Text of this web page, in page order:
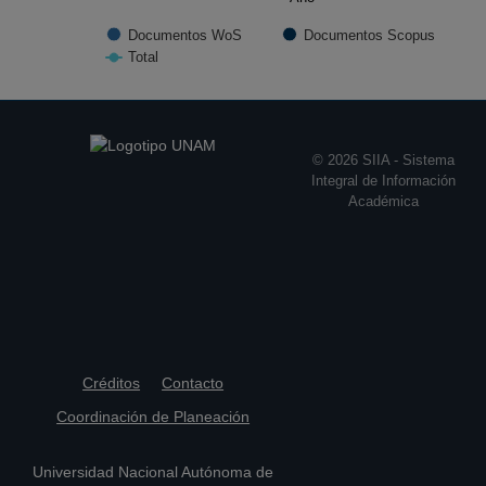
Documentos WoS
Documentos Scopus
Total
End of interactive chart.
Créditos
Contacto
Coordinación de Planeación
Universidad Nacional Autónoma de
© 2026 SIIA - Sistema
Integral de Información
Académica